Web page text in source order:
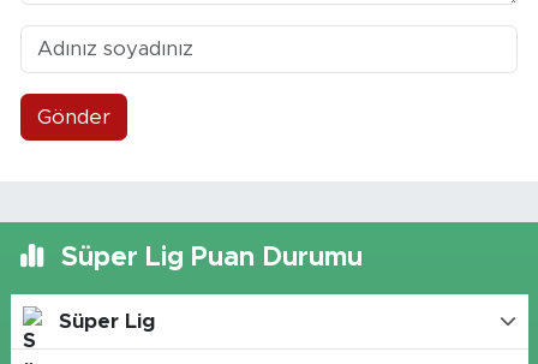
Gönder
Süper Lig Puan Durumu
Süper Lig